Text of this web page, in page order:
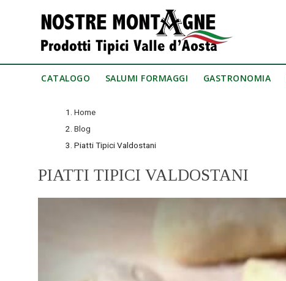
CATALOGO SALUMI FORMAGGI GASTRONOMIA
Home
Blog
Piatti Tipici Valdostani
PIATTI TIPICI VALDOSTANI